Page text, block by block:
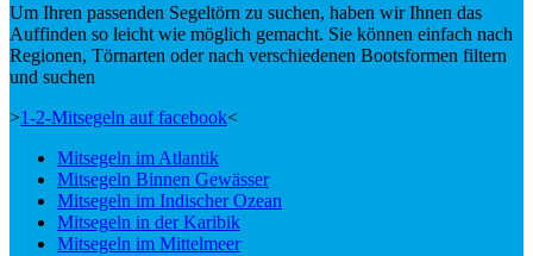
Um Ihren passenden Segeltörn zu suchen, haben wir Ihnen das
Auffinden so leicht wie möglich gemacht. Sie können einfach nach
Regionen, Törnarten oder nach verschiedenen Bootsformen filtern
und suchen
>1-2-Mitsegeln auf facebook<
Mitsegeln im Atlantik
Mitsegeln Binnen Gewässer
Mitsegeln im Indischer Ozean
Mitsegeln in der Karibik
Mitsegeln im Mittelmeer